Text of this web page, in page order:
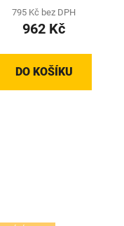
795 Kč bez DPH
962 Kč
DO KOŠÍKU